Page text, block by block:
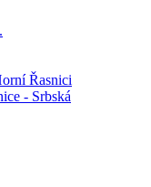
Řasnici
- Srbská